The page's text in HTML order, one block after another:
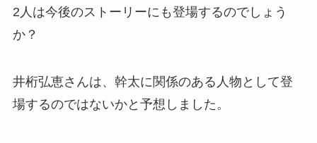
2人は今後のストーリーにも登場するのでしょう
か？
井桁弘恵さんは、幹太に関係のある人物として登
場するのではないかと予想しました。